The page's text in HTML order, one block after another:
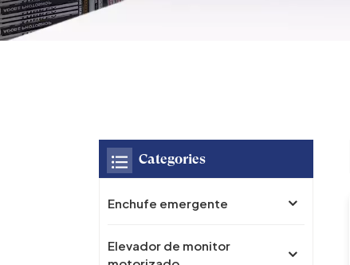
Categories
Enchufe emergente
Elevador de monitor